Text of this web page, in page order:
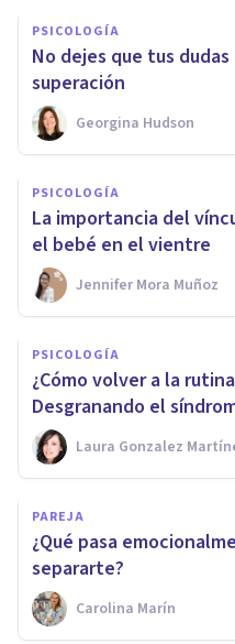
PSICOLOGÍA
No dejes que tus
superación
Georgina Hudson
PSICOLOGÍA
La importancia del
el bebé en el vientre
Jennifer Mora Muñoz
PSICOLOGÍA
¿Cómo volver a la
Desgranando el
Laura Gonzalez
PAREJA
¿Qué pasa
separarte?
Carolina Marín